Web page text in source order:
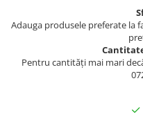
Adauga produsele preferate la
Pentru cantități mai mari